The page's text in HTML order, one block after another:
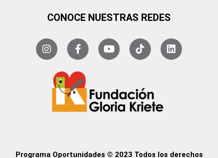
CONOCE NUESTRAS REDES
Programa Oportunidades © 2023 Todos los derechos